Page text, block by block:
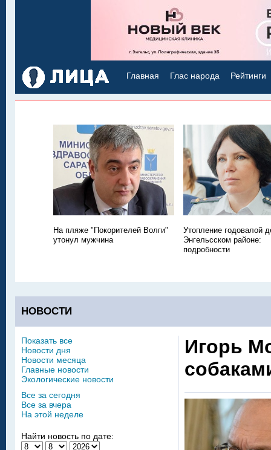
Главная Глас народа Рейтинги
На пляже "Покорителей Волги"
утонул мужчина
Утопление годовалой
Энгельсском районе:
подробности
НОВОСТИ
Игорь
Показать все
Новости дня
Новости месяца
Главные новости
Экологические новости
Все за сегодня
Все за вчера
На этой неделе
Найти новость по дате: